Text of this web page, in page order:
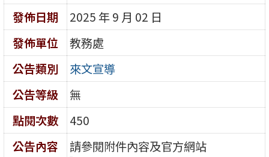
發佈日期
2025 年 9 月 02 日
發佈單位
教務處
公告類別
來文宣導
公告等級
無
點閱次數
450
公告內容
請參閱附件內容及官方網站